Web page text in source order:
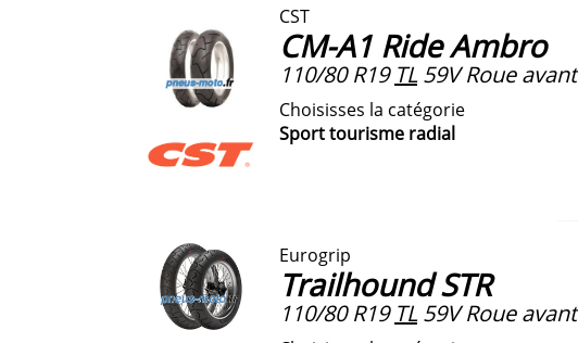
CST
CM-A1 Ride Ambro
110/80 R19 TL59V Roue avant
Choisisses la catégorie
Sport tourisme radial
Eurogrip
Trailhound STR
110/80 R19 TL59V Roue avant